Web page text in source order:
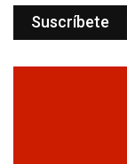
Suscríbete